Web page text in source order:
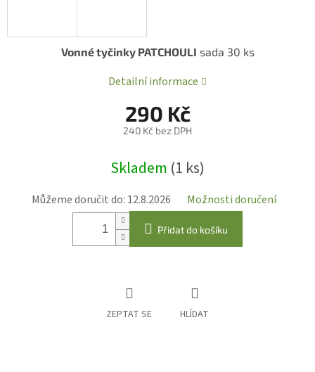
290 Kč
240 Kč bez DPH
cena:
Skladem (1 ks)
Můžeme doručit do: 12.8.2026 Možnosti doručení
Přidat do košíku
Vonné tyčinky PATCHOULI sada 30 ks
Detailní informace
ZEPTAT SE HLÍDAT